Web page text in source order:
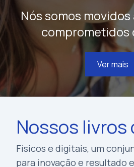
Nós somos
comprometidos
Ver mais
Nossos
Físicos e digitais, um
para inovação e resultado